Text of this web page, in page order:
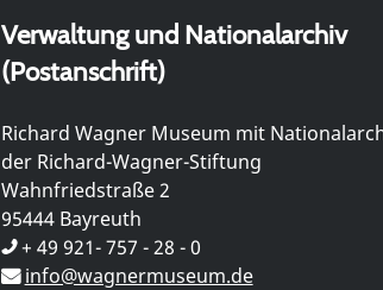
Verwaltung und Nationalarchiv
(Postanschrift)
Richard Wagner Museum mit
der Richard-Wagner-Stiftung
Wahnfriedstraße 2
95444 Bayreuth
+ 49 921- 757 - 28 - 0
info@wagnermuseum.de